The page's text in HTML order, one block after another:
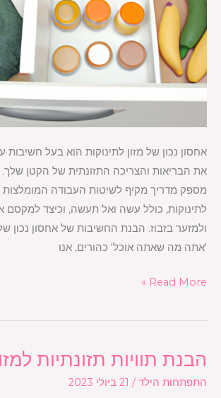
אחסון נכון של מזון לתינוקות הוא בעל חשיבות
את הבריאות והצריכה התזונתית של הקטן שלך.
מספק מדריך מקיף לשיטות העבודה המומלצות
לתינוקות, כולל עשה ואל תעשה, וכיצד למקסם
ולמזער בזבוז. הבנת החשיבות של אחסון נכון של
'אתה מה שאתה אוכל' כהורים, אנו
Read More »
הבנת תוויות תזונתיות
התפתחות הילד / 21 ביולי 2023
הבנת